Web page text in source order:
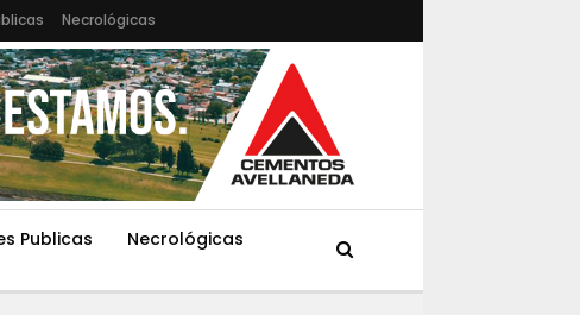
Necrológicas
Publicas Necrológicas